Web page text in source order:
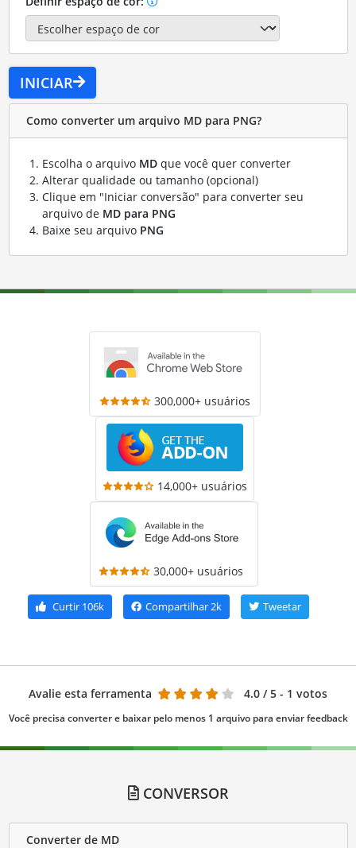
INICIAR
Como converter um arquivo MD para PNG?
Escolha o arquivo MDque você quer converter
Alterar qualidade ou tamanho (opcional)
Clique em "Iniciar conversão" para converter seu
arquivo de MD para PNG
Baixe seu arquivo PNG
300,000+ usuários
14,000+ usuários
30,000+ usuários
Curtir 106k Compartilhar2k Tweetar
Avalie esta ferramenta 4.0 / 5 - 1 votos
Você precisa converter e baixar pelo menos 1 arquivo para enviar feedback
CONVERSOR
Converter de MD